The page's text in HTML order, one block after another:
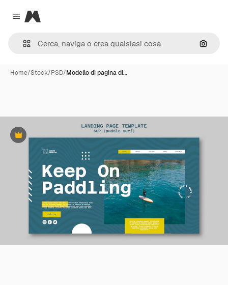
Close menu
Magnific
Cerca
Home/Stock/PSD/Modello di pagina di…
Premium